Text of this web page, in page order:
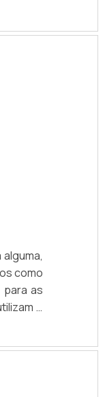
as
a
com a
uma
como
as
o
ao